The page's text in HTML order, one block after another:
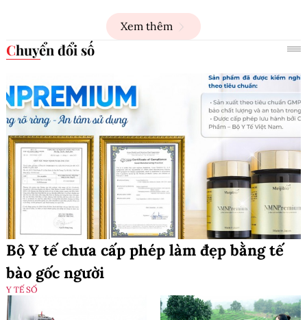
Xem thêm
Chuyển đổi số
Bộ Y tế chưa cấp phép làm đẹp bằng tế
bào gốc người
Y TẾ SỐ